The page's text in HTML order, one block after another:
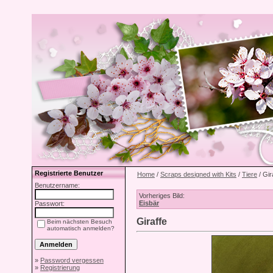
Registrierte Benutzer
Benutzername:
Passwort:
Beim nächsten Besuch
automatisch anmelden?
» Password vergessen
» Registrierung
Home / Scraps designed with Kits / Tiere /
Vorheriges Bild:
Eisbär
Giraffe